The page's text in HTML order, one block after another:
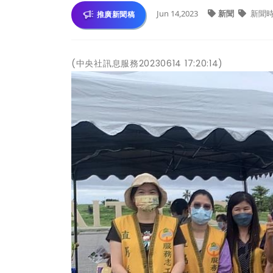
推廣新聞稿 Jun 14,2023 新聞 新聞
(中央社訊息服務20230614 17:20:14)